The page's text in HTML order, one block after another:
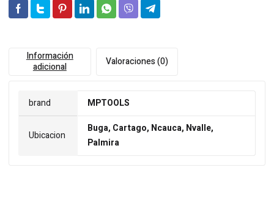
Información
adicional
Valoraciones (0)
brand MPTOOLS
Ubicacion
Buga, Cartago, Ncauca, Nvalle,
Palmira